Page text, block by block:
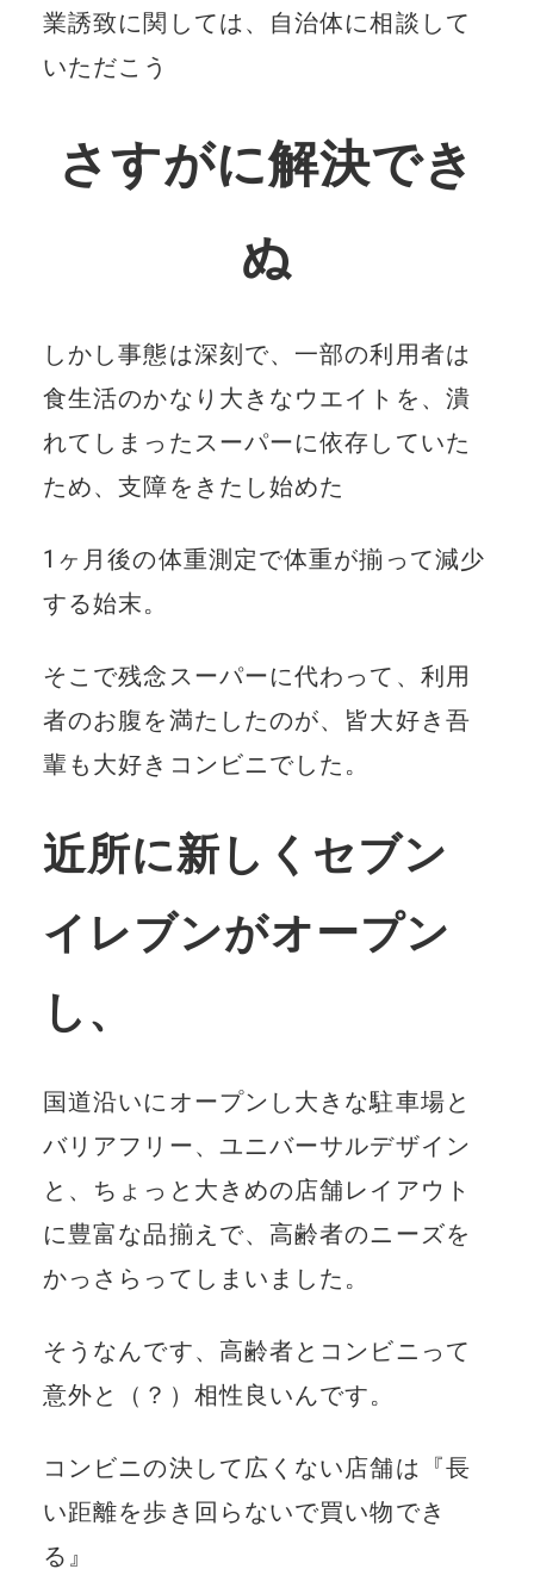
業誘致に関しては、自治体に相談して
いただこう
さすがに解決でき
ぬ
しかし事態は深刻で、一部の利用者は
食生活のかなり大きなウエイトを、潰
れてしまったスーパーに依存していた
ため、支障をきたし始めた
1ヶ月後の体重測定で体重が揃って減少
する始末。
そこで残念スーパーに代わって、利用
者のお腹を満たしたのが、皆大好き吾
輩も大好きコンビニでした。
近所に新しくセブン
イレブンがオープン
し、
国道沿いにオープンし大きな駐車場と
バリアフリー、ユニバーサルデザイン
と、ちょっと大きめの店舗レイアウト
に豊富な品揃えで、高齢者のニーズを
かっさらってしまいました。
そうなんです、高齢者とコンビニって
意外と（？）相性良いんです。
コンビニの決して広くない店舗は『長
い距離を歩き回らないで買い物でき
る』